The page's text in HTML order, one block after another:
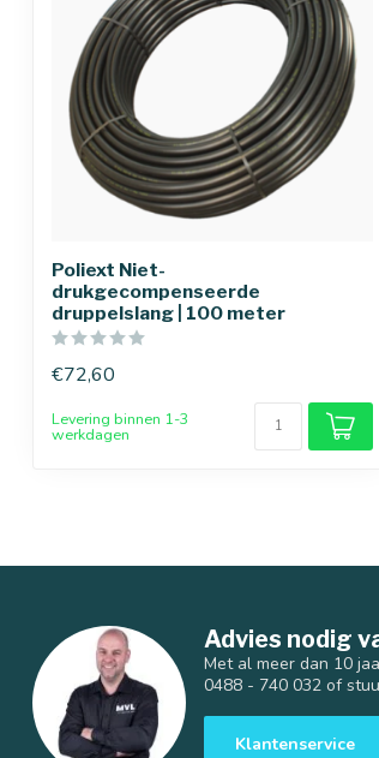
Poliext Niet-
drukgecompenseerde
druppelslang | 100 meter
€72,60
Levering binnen 1-3
werkdagen
Advies nodig
Met al meer dan 10
0488 - 740 032 of
Klantenservice